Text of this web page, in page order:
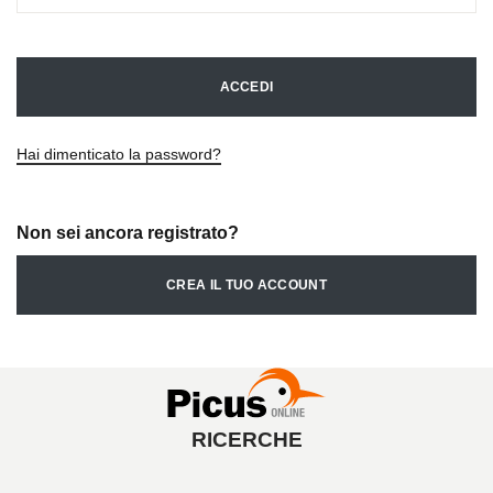
ACCEDI
Hai dimenticato la password?
Non sei ancora registrato?
CREA IL TUO ACCOUNT
RICERCHE